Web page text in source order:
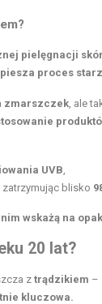
pielęgnacji
proces
zmarszczek , ale
UVB
blisko
wskażą na
20 lat?
ztrądzikiem –
kluczowa.